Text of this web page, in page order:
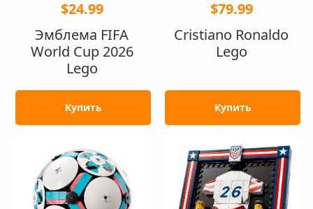
$24.99
Эмблема FIFA
World Cup 2026
Lego
Купить
$79.99
Cristiano Ronaldo
Lego
Купить